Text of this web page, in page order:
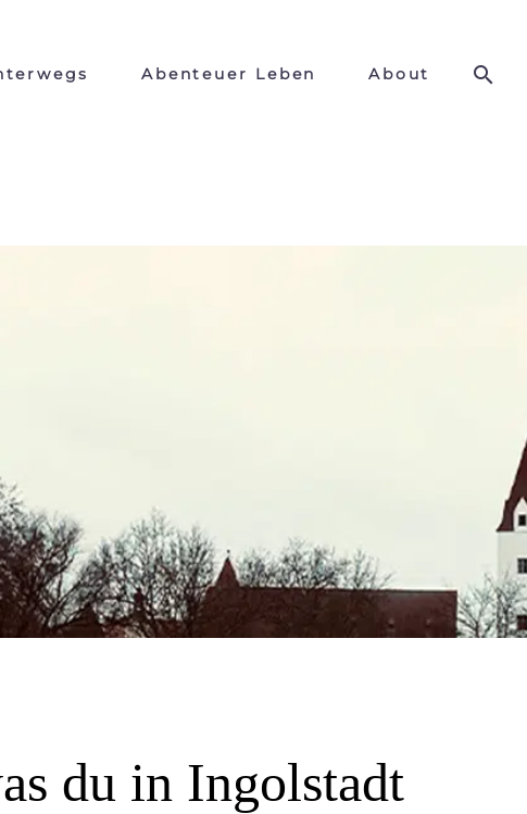
Abenteuer Leben About
du in Ingolstadt